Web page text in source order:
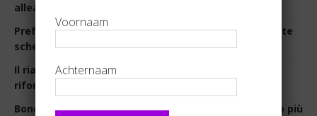
alleati:“Così non la voteremo mai”
Preferenze, c’è l’intesa a destra. Meloni: “Ora non fate
scherzi”
5 augustus 2026
Il riarmo spacca il campo largo. È scontro con i
riformisti dem
Bonelli: “La contesa a due fa danni, noi non vogliamo più
Voornaam
Achternaam